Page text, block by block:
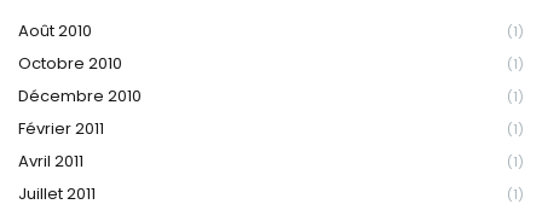
Août 2010 (1)
Octobre 2010 (1)
Décembre 2010 (1)
Février 2011 (1)
Avril 2011 (1)
Juillet 2011 (1)